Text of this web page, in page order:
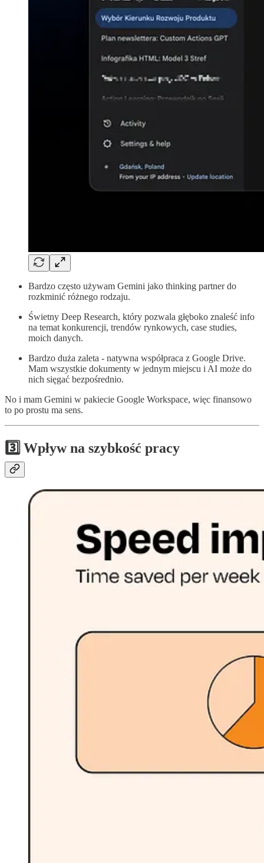
Bardzo często używam Gemini jako thinking partner do
rozkminić różnego rodzaju.
Świetny Deep Research, który pozwala głęboko znaleść info
na temat konkurencji, trendów rynkowych, case studies,
moich danych.
Bardzo duża zaleta - natywna współpraca z Google Drive.
Mam wszystkie dokumenty w jednym miejscu i AI może do
nich sięgać bezpośrednio.
No i mam Gemini w pakiecie Google Workspace, więc finansowo
to po prostu ma sens.
3️⃣ Wpływ na szybkość pracy